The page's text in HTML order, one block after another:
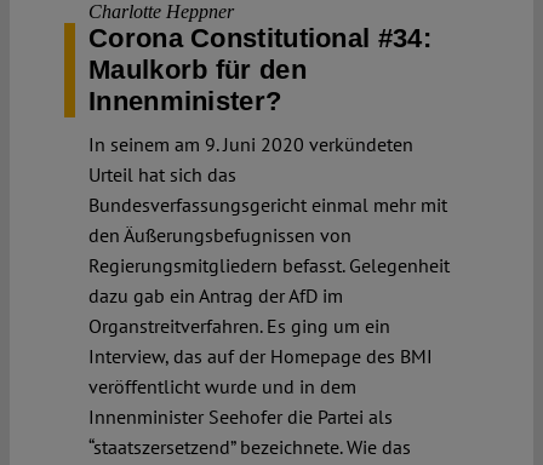
Charlotte Heppner
Corona Constitutional #34:
Maulkorb für den
Innenminister?
In seinem am 9. Juni 2020 verkündeten
Urteil hat sich das
Bundesverfassungsgericht einmal mehr mit
den Äußerungsbefugnissen von
Regierungsmitgliedern befasst. Gelegenheit
dazu gab ein Antrag der AfD im
Organstreitverfahren. Es ging um ein
Interview, das auf der Homepage des BMI
veröffentlicht wurde und in dem
Innenminister Seehofer die Partei als
“staatszersetzend” bezeichnete. Wie das